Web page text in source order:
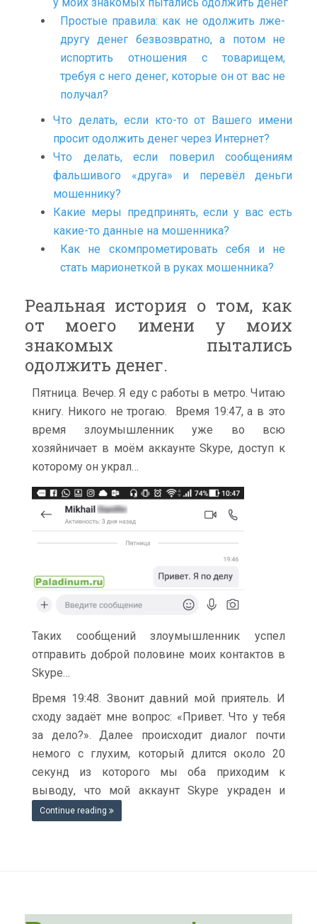
Простые правила: как не одолжить лже-
другу денег безвозвратно, а потом не
испортить отношения с товарищем,
требуя с него денег, которые он от вас не
получал?
Что делать, если кто-то от Вашего имени
просит одолжить денег через Интернет?
Что делать, если поверил сообщениям
фальшивого «друга» и перевёл деньги
мошеннику?
Какие меры предпринять, если у вас есть
какие-то данные на мошенника?
Как не скомпрометировать себя и не
стать марионеткой в руках мошенника?
Реальная история о том, как
от моего имени у моих
знакомых пытались
одолжить денег.
Пятница. Вечер. Я еду с работы в метро. Читаю
книгу. Никого не трогаю. Время 19:47, а в это
время злоумышленник уже во всю
хозяйничает в моём аккаунте Skype, доступ к
которому он украл…
Таких сообщений злоумышленник успел
отправить доброй половине моих контактов в
Skype…
Время 19:48. Звонит давний мой приятель. И
сходу задаёт мне вопрос: «Привет. Что у тебя
за дело?». Далее происходит диалог почти
немого с глухим, который длится около 20
секунд из которого мы оба приходим к
выводу, что мой аккаунт Skype украден и
Continue reading